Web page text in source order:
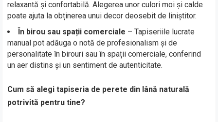
relaxantă și confortabilă. Alegerea unor culori moi și calde
poate ajuta la obținerea unui decor deosebit de liniștitor.
În birou sau spații comerciale – Tapiseriile lucrate
manual pot adăuga o notă de profesionalism și de
personalitate în birouri sau în spații comerciale, conferind
un aer distins și un sentiment de autenticitate.
Cum să alegi tapiseria de perete din lână naturală
potrivită pentru tine?